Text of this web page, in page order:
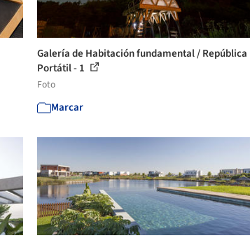
Galería de Habitación fundamental / República
Portátil - 1
Foto
Marcar